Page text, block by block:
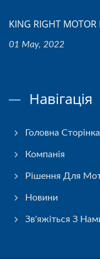
KING RIGHT
01 May, 2022
Навігація
Головна Сторінка
Компанія
Рішення Для
Новини
Зв'яжіться З